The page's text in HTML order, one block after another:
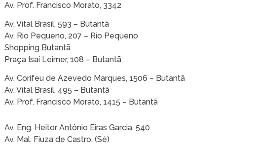
Av. Prof. Francisco Morato, 3342
Av. Vital Brasil, 593 – Butantã
Av. Rio Pequeno, 207 – Rio Pequeno
Shopping Butantã
Praça Isaí Leirner, 108 – Butantã
Av. Corifeu de Azevedo Marques, 1506 – Butantã
Av. Vital Brasil, 495 – Butantã
Av. Prof. Francisco Morato, 1415 – Butantã
Av. Eng. Heitor Antônio Eiras Garcia, 540
Av. Mal. Fiuza de Castro, (Sé)